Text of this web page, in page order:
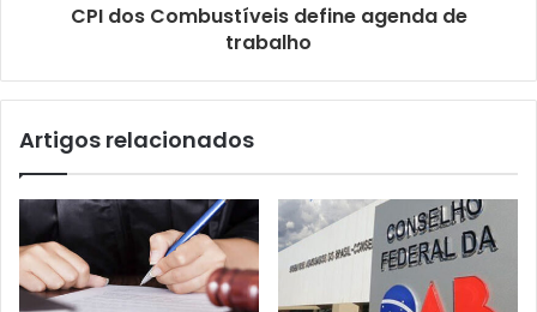
CPI dos Combustíveis define agenda de
trabalho
Artigos relacionados